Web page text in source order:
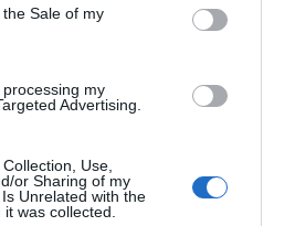
Sale of my
my
Advertising.
Use,
or Sharing of my
Unrelated with the
was collected.
consellera delegada de la
InkaGuixà, assegura que
transcendeix la figura de
És també un
manera de fer indústria
la sostenibilitat i la